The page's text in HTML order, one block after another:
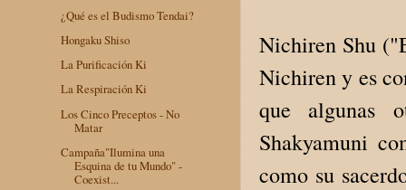
Nichiren Shu
Nichiren y es
que algunas
Shakyamuni
como su
¿Qué es el Budismo Tendai?
Hongaku Shiso
La Purificación Ki
La Respiración Ki
Los Cinco Preceptos - No
Matar
Campaña"Ilumina una
Esquina de tu Mundo" -
Coexist...